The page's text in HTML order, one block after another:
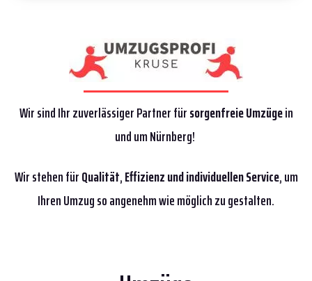
Wir sind Ihr zuverlässiger Partner fürsorgenfreie Umzügein
und um Nürnberg!
Wir stehen fürQualität,Effizienzund individuellen Service, um
Ihren Umzug so angenehm wie möglich zu gestalten.